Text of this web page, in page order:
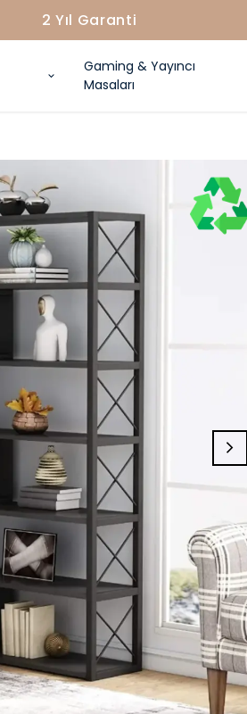
2 Yıl Garanti
Gaming & Yayıncı
Masaları